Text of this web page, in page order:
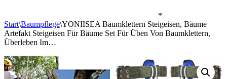
*
Start\Baumpflege\YONIISEA Baumklettern Steigeisen, Bäume
Artefakt Steigeisen Für Bäume Set Für Üben Von Baumklettern,
Überleben Im…